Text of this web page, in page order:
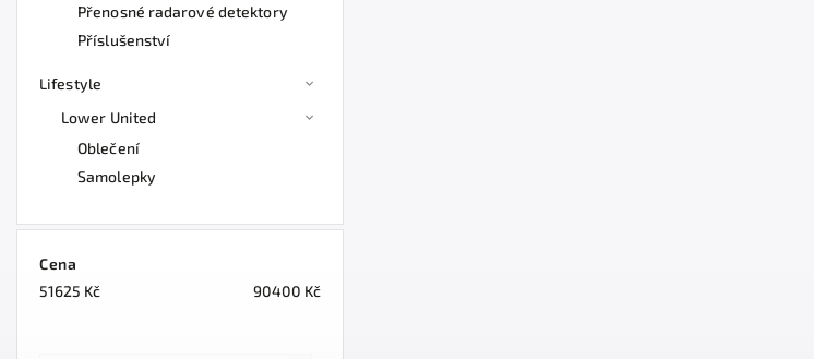
Přenosné radarové detektory
Příslušenství
Lifestyle
Lower United
Oblečení
Samolepky
Cena
51625 Kč 90400 Kč